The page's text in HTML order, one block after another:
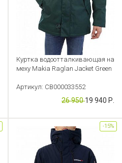
Куртка водоотталкивающая на
меху Makia Raglan Jacket Green
Артикул: CB000033552
26 95019 940 Р.
-15%